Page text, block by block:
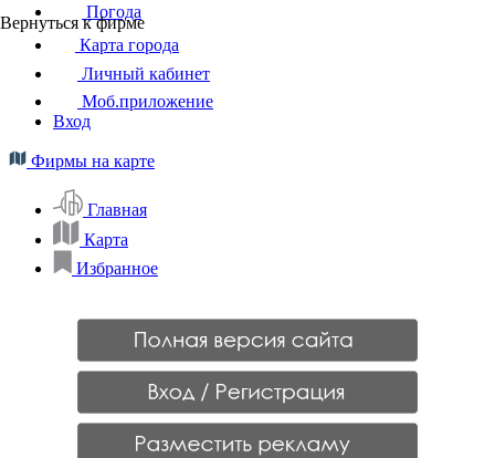
Вернуться к фирме
Погода
Карта города
Личный кабинет
Моб.приложение
Вход
Фирмы на карте
Главная
Карта
Избранное